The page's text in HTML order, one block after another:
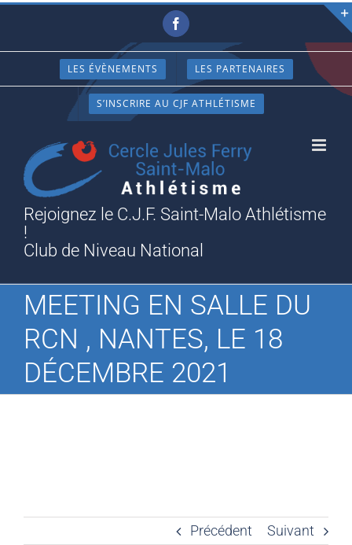
Passer
contenu
Facebook
LES ÉVÈNEMENTS LES PARTENAIRES
S’INSCRIRE AU CJF ATHLÉTISME
Rejoignez le C.J.F. Saint-Malo Athlétisme
!
Club de Niveau National
MEETING EN SALLE DU
RCN , NANTES, LE 18
DÉCEMBRE 2021
Précédent Suivant